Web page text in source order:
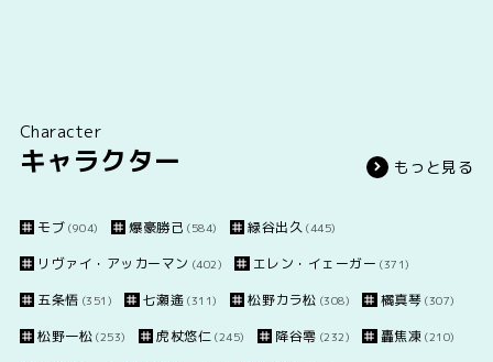
Character
キャラクター もっと見る
モブ (904) 爆豪勝己 (584) 緑谷出久 (445)
リヴァイ・アッカーマン (402) エレン・イェーガー (371)
五条悟 (351) 七瀬遙 (311) 松野カラ松 (308) 橘真琴 (307)
松野一松 (253) 虎杖悠仁 (245) 降谷零 (232) 轟焦凍 (210)